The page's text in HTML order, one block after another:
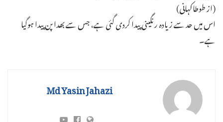
(از طوطاکہانی)
اس میں حد سے زیادہ رنگینی پیدا کردی گئی ہے، جس سے بھدا پن پیدا ہوگیا
ہے۔
Md Yasin Jahazi